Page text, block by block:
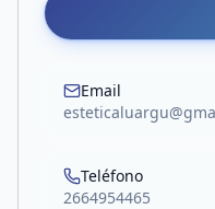
Email
Teléfono
2664954465